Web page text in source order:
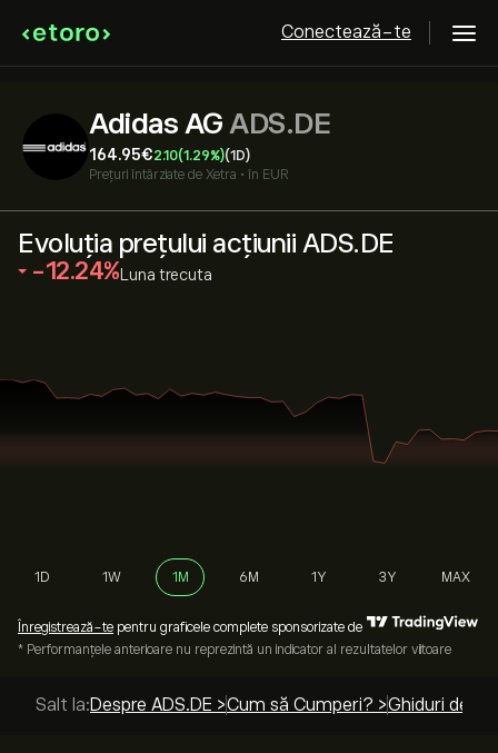
Conectează-te
Adidas AG ADS.DE
164.95‎€‎2.10(1.29%)(1D)
Prețuri întârziate de Xetra • în EUR
Evoluția prețului acțiunii ADS.DE
‎-12.24‎ Luna trecuta
1D 1W 1M 6M 1Y 3Y MAX
Înregistrează-te pentru graficele complete sponsorizate de
* Performanțele anterioare nu reprezintă un indicator al rezultatelor viitoare
Salt la:Despre ADS.DE >Cum să Cumperi? >Ghiduri de